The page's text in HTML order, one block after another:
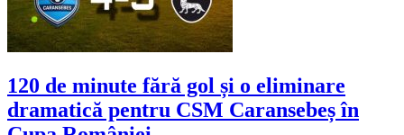
120 de minute fără gol și o eliminare
dramatică pentru CSM Caransebeș în